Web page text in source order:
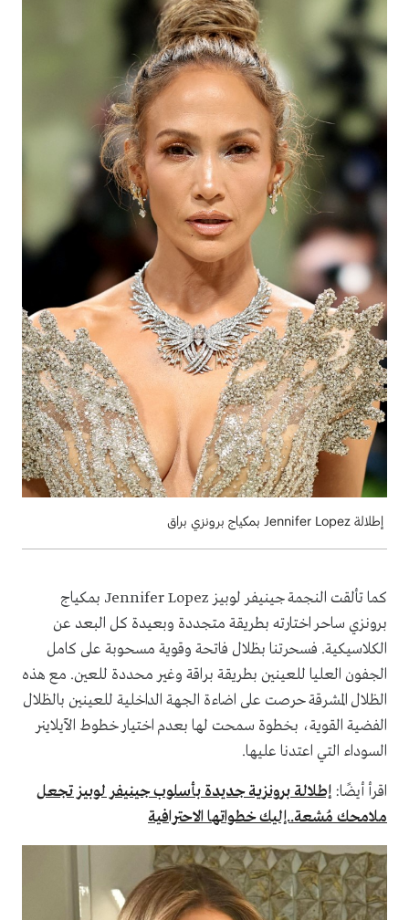
إطلالة Jennifer Lopez بمكياج برونزي براق
كما تألقت النجمة جينيفر لوبيز Jennifer Lopez بمكياج
برونزي ساحر اختارته بطريقة متجددة وبعيدة كل البعد عن
الكلاسيكية. فسحرتنا بظلال فاتحة وقوية مسحوبة على كامل
الجفون العليا للعينين بطريقة براقة وغير محددة للعين. مع هذه
الظلال المشرقة حرصت على اضاءة الجهة الداخلية للعينين بالظلال
الفضية القوية، بخطوة سمحت لها بعدم اختيار خطوط الآيلاينر
السوداء التي اعتدنا عليها.
اقرأ أيضًا: إطلالة برونزية جديدة بأسلوب جينيفر لوبيز تجعل
ملامحك مُشعة..إليك خطواتها الاحترافية